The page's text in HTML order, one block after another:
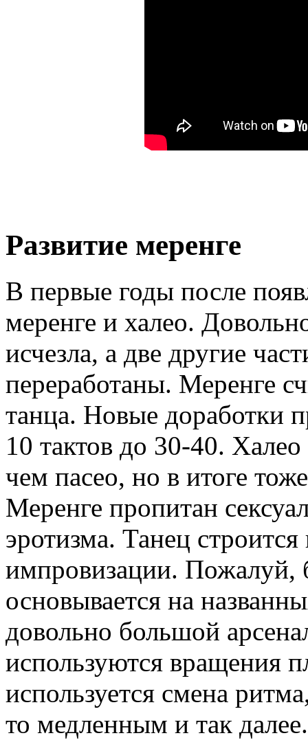
Развитие меренге
В первые годы после
меренге и халео.
исчезла, а две другие
переработаны. Меренге
танца. Новые доработки
10 тактов до 30-40.
чем пасео, но в итоге
Меренге пропитан
эротизма. Танец
импровизации. Пожалуй,
основывается на
довольно большой
используются вращения
используется смена
то медленным и так далее.